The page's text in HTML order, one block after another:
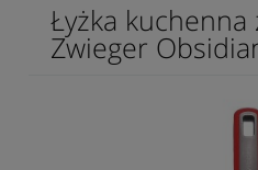
Łyżka kuchenna
Zwieger